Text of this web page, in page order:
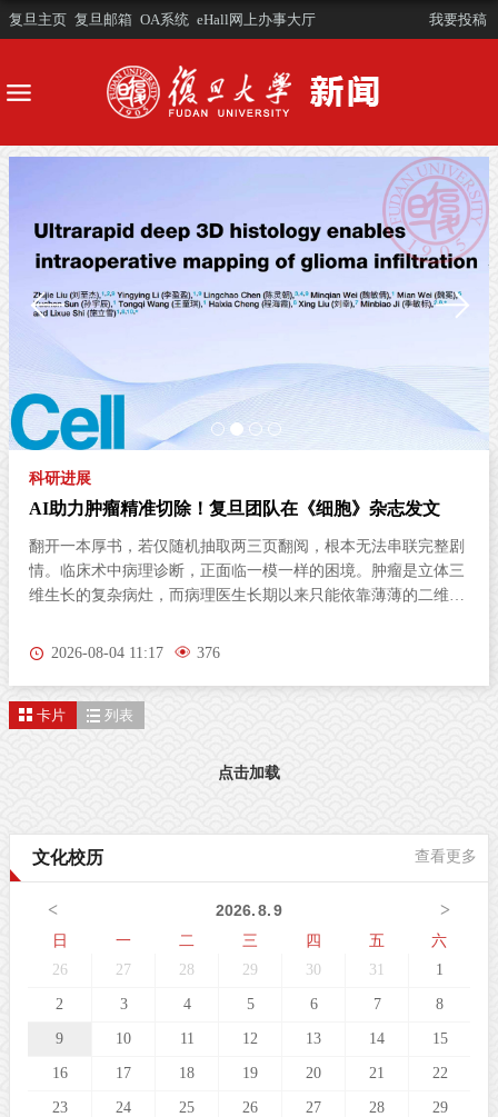
复旦主页 复旦邮箱 OA系统 eHall网上办事大厅 我要投稿
科研进展
AI助力肿瘤精准切除！复旦团队在《细胞》杂志发文
翻开一本厚书，若仅随机抽取两三页翻阅，根本无法串联完整剧
情。临床术中病理诊断，正面临一模一样的困境。肿瘤是立体三
维生长的复杂病灶，而病理医生长期以来只能依靠薄薄的二维切
隙立体蔓延、分布隐匿，单一平面切片极易遗漏关键病变区域，
队联合物理学系季敏标团队，在国际学术期刊《细胞》（Cell）
mapping of glioma infiltration”，推出全新超快速三维病理技术平
受激拉曼散射（SRS）成像原理，创新性融合快速组织透明化技
术与无监督学习图像生成算法，解决了三维病理成像周期漫长的
2026-08-04 11:17 376
卡片 列表
点击加载
文化校历 查看更多
< >
2026.8.9
日
一 二 三 四 五 六
26 27 28 29 30 31 1
2 3 4 5 6 7 8
9 10 11 12 13 14 15
16 17 18 19 20 21 22
23 24 25 26 27 28 29